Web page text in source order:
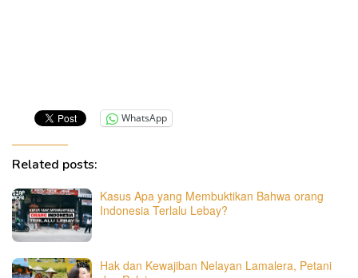
WhatsApp
Related posts:
Kasus Apa yang Membuktikan Bahwa orang
Indonesia Terlalu Lebay?
Hak dan Kewajiban Nelayan Lamalera, Petani